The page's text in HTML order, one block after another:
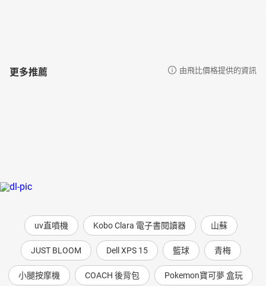
更多推薦 由飛比價格提供的資訊
uv直噴機 Kobo Clara 電子書閱讀器 山蘇
JUST BLOOM Dell XPS 15 籃球 青梅
小腿按摩機 COACH 後背包 Pokemon寶可夢 盒玩